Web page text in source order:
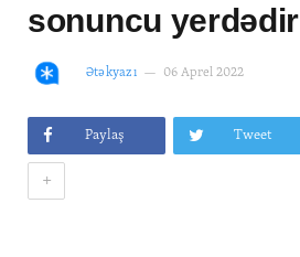
sonuncu yerdədir
Ətəkyazı 06 Aprel 2022
Paylaş Tweet
+